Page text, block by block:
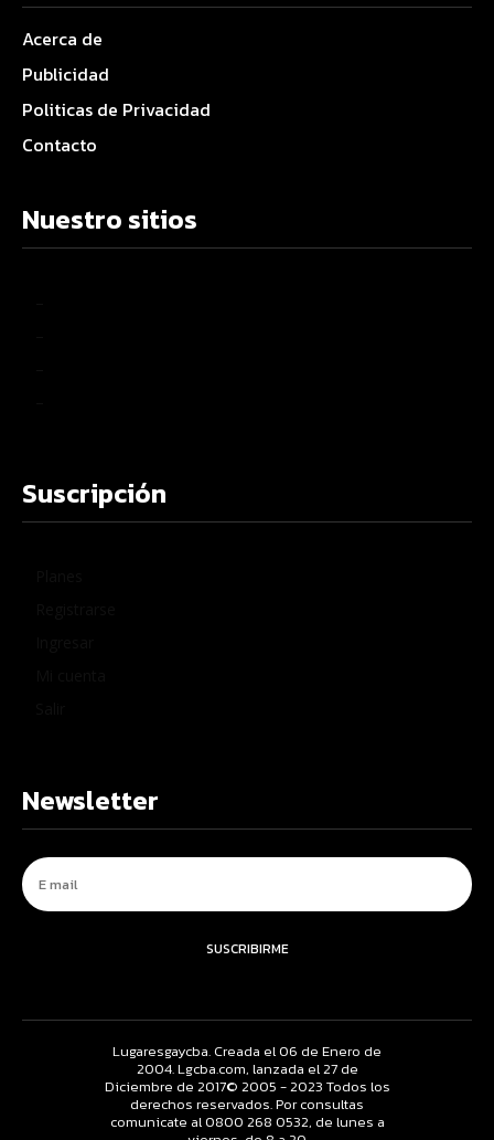
Acerca de
Publicidad
Politicas de Privacidad
Contacto
Nuestro sitios
Suscripción
Newsletter
SUSCRIBIRME
Lugaresgaycba. Creada el 06 de Enero de
2004. Lgcba.com, lanzada el 27 de
Diciembre de 2017© 2005 - 2023 Todos los
derechos reservados. Por consultas
comunicate al 0800 268 0532, de lunes a